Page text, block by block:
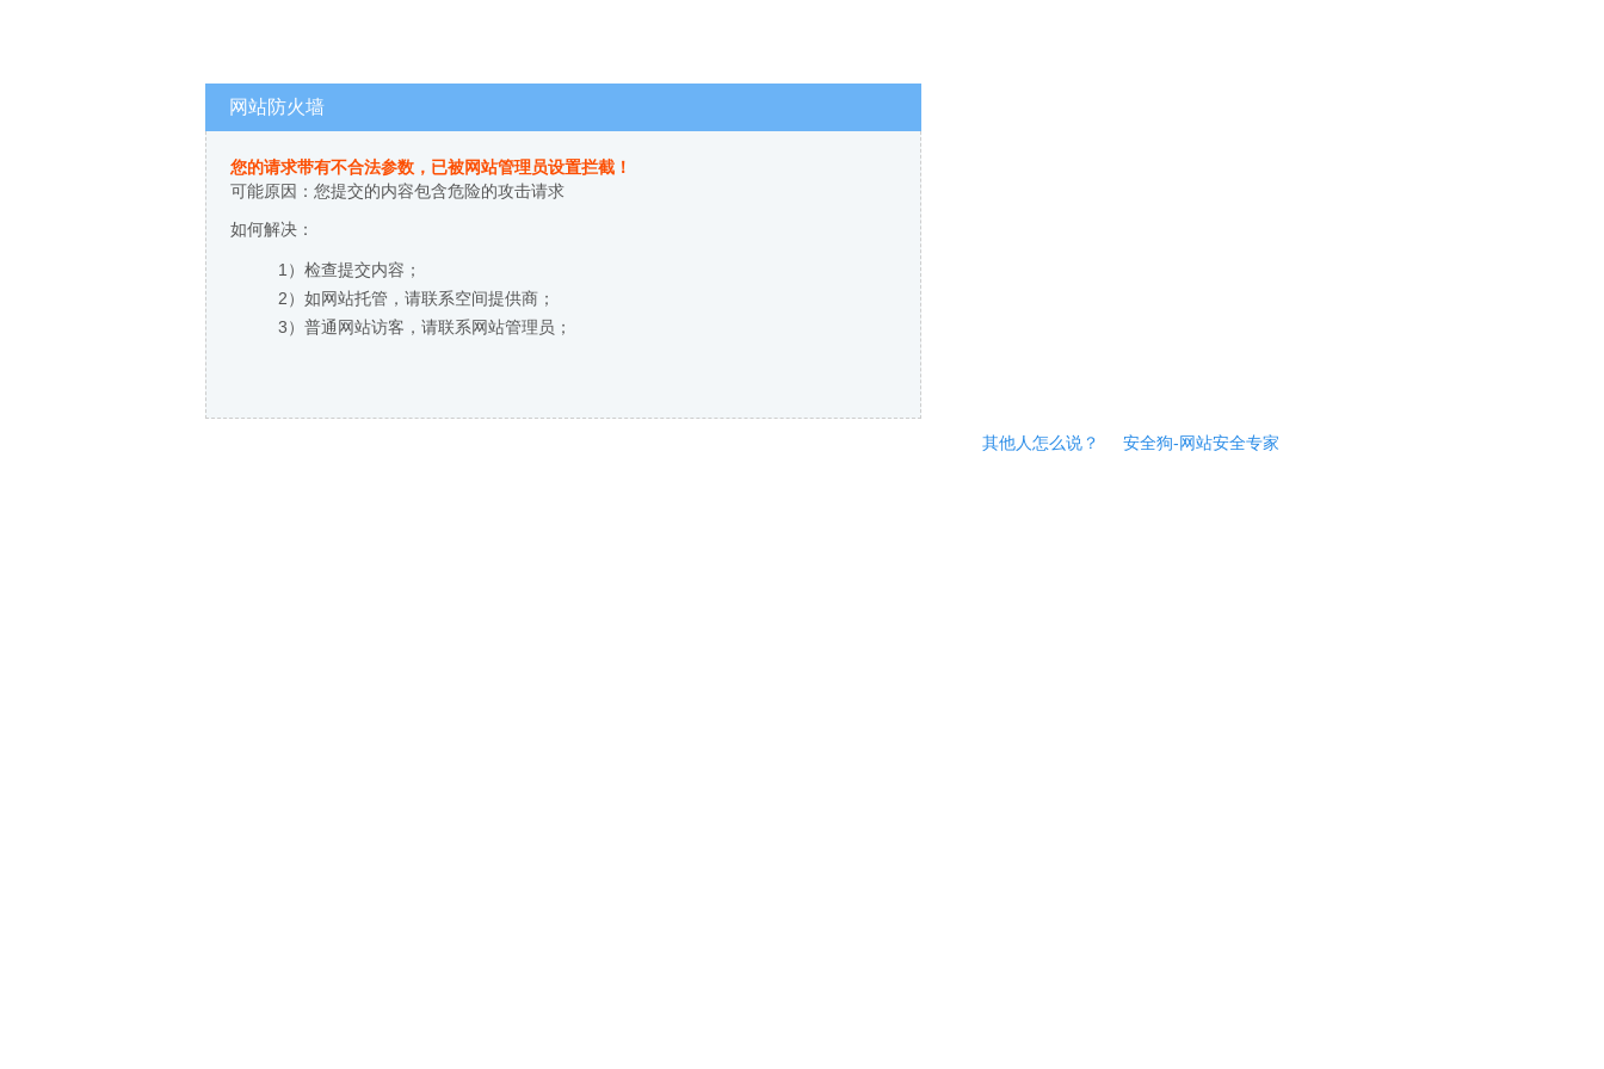
网站防火墙
您的请求带有不合法参数，已被网站管理员设置拦截！
可能原因：您提交的内容包含危险的攻击请求
如何解决：
1）检查提交内容；
2）如网站托管，请联系空间提供商；
3）普通网站访客，请联系网站管理员；
其他人怎么说？ 安全狗-网站安全专家